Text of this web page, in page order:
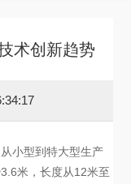
术创新趋势
小型到特大型生产
米，长度从12米至